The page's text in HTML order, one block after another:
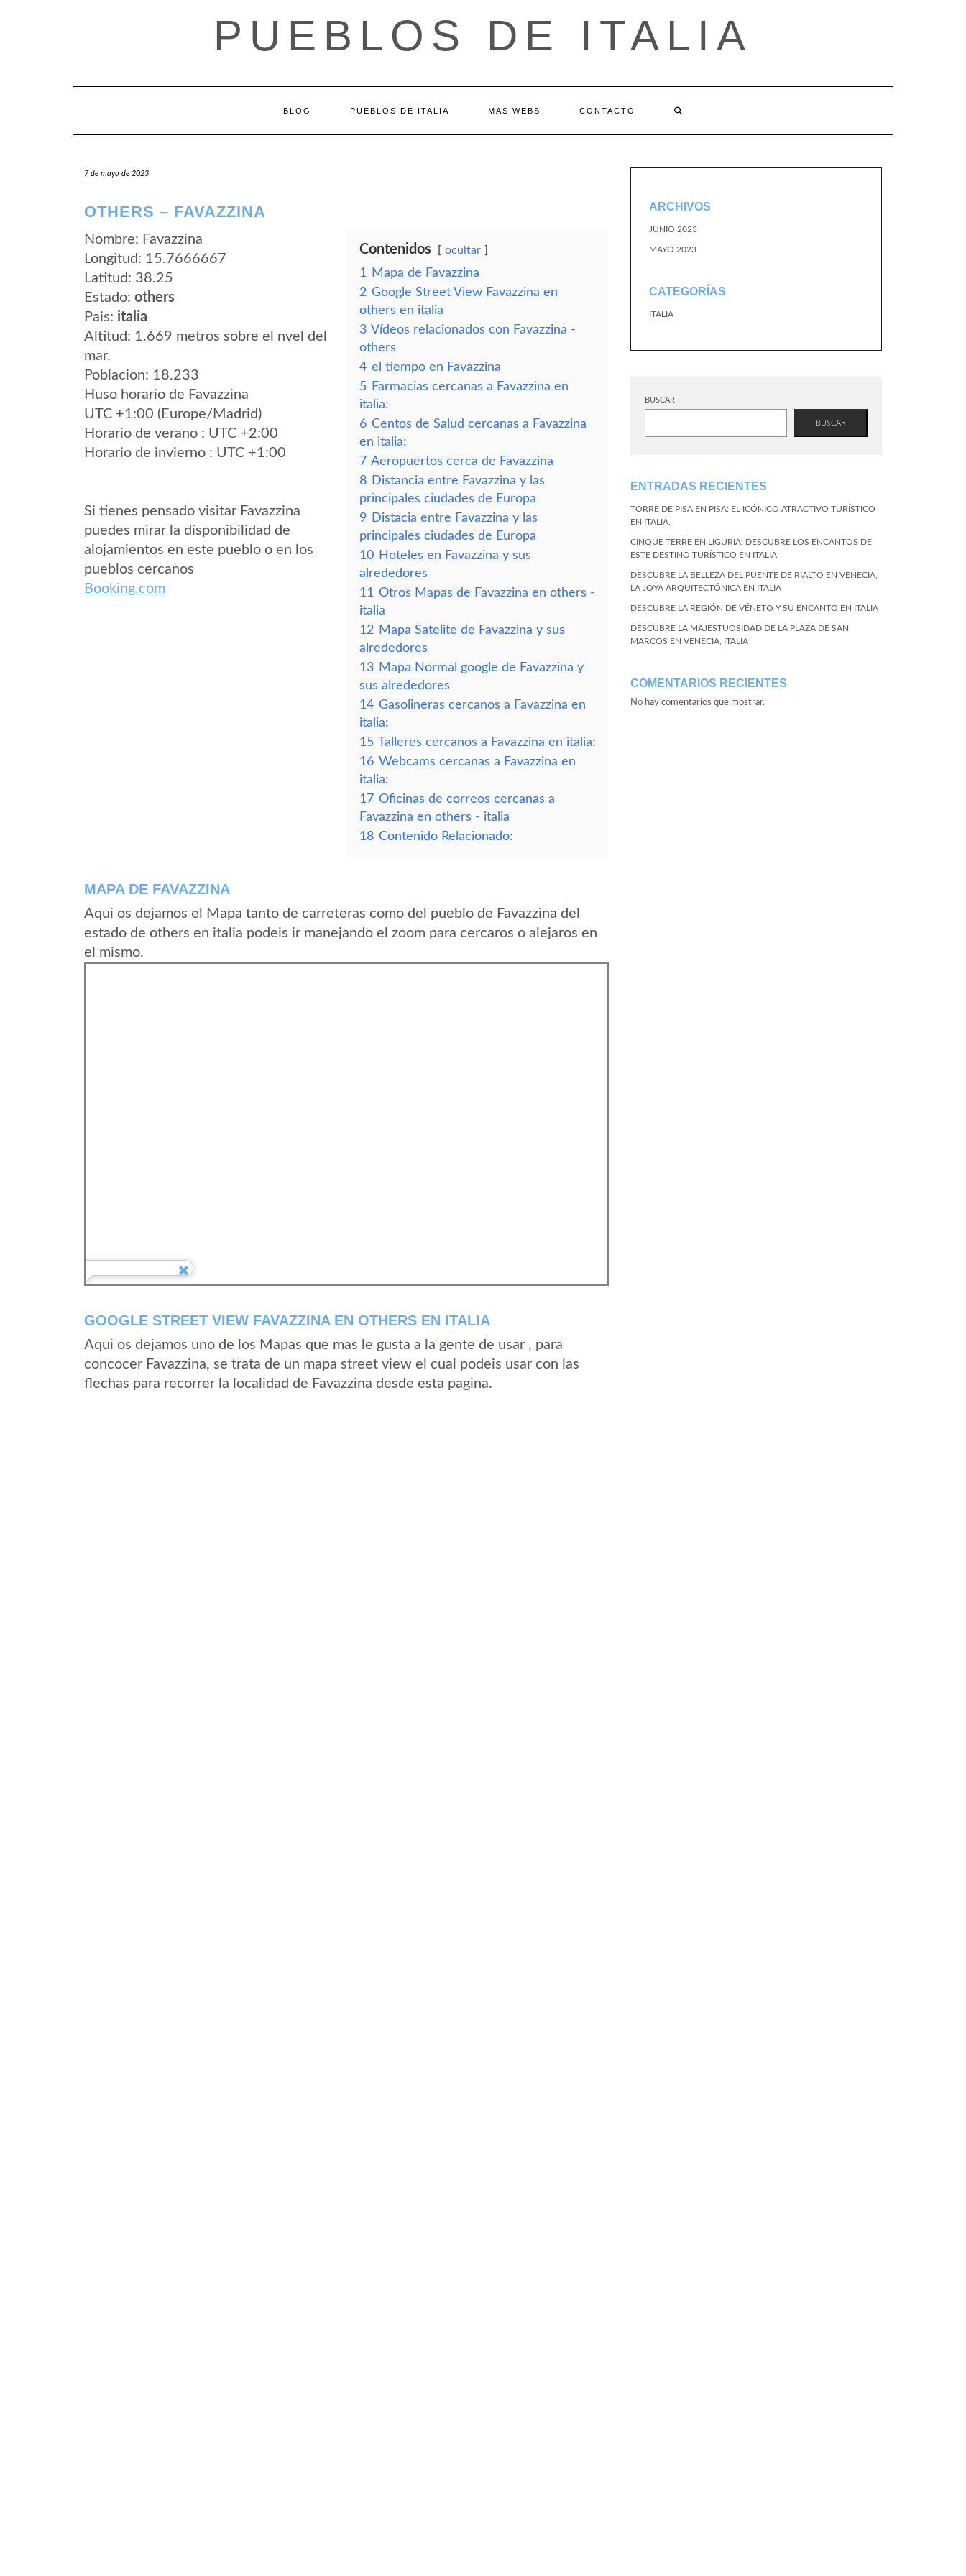
PUEBLOS DE ITALIA
BLOG PUEBLOS DE ITALIA MAS WEBS CONTACTO
7 de mayo de 2023
OTHERS – FAVAZZINA
Nombre: Favazzina
Longitud: 15.7666667
Latitud: 38.25
Estado: others
Pais: italia
Altitud: 1.669 metros sobre el nvel del
mar.
Poblacion: 18.233
Huso horario de Favazzina
UTC +1:00 (Europe/Madrid)
Horario de verano : UTC +2:00
Horario de invierno : UTC +1:00
Si tienes pensado visitar Favazzina
puedes mirar la disponibilidad de
alojamientos en este pueblo o en los
pueblos cercanos
Booking.com
Contenidos ocultar
1
Mapa de Favazzina
2 Google Street View Favazzina en
others en italia
3 Vídeos relacionados con Favazzina -
others
4 el tiempo en Favazzina
5 Farmacias cercanas a Favazzina en
italia:
6 Centos de Salud cercanas a Favazzina
en italia:
7 Aeropuertos cerca de Favazzina
8 Distancia entre Favazzina y las
principales ciudades de Europa
9 Distacia entre Favazzina y las
principales ciudades de Europa
10 Hoteles en Favazzina y sus
alrededores
11 Otros Mapas de Favazzina en others -
italia
12 Mapa Satelite de Favazzina y sus
alrededores
13 Mapa Normal google de Favazzina y
sus alrededores
14 Gasolineras cercanos a Favazzina en
italia:
15 Talleres cercanos a Favazzina en italia:
16 Webcams cercanas a Favazzina en
italia:
17 Oficinas de correos cercanas a
Favazzina en others - italia
18 Contenido Relacionado:
MAPA DE FAVAZZINA
Aqui os dejamos el Mapa tanto de carreteras como del pueblo de Favazzina del
estado de others en italia podeis ir manejando el zoom para cercaros o alejaros en
el mismo.
GOOGLE STREET VIEW FAVAZZINA EN OTHERS EN ITALIA
Aqui os dejamos uno de los Mapas que mas le gusta a la gente de usar , para
concocer Favazzina, se trata de un mapa street view el cual podeis usar con las
flechas para recorrer la localidad de Favazzina desde esta pagina.
ARCHIVOS
JUNIO 2023
MAYO 2023
CATEGORÍAS
ITALIA
BUSCAR
BUSCAR
ENTRADAS RECIENTES
TORRE DE PISA EN PISA: EL ICÓNICO ATRACTIVO TURÍSTICO
EN ITALIA.
CINQUE TERRE EN LIGURIA: DESCUBRE LOS ENCANTOS DE
ESTE DESTINO TURÍSTICO EN ITALIA
DESCUBRE LA BELLEZA DEL PUENTE DE RIALTO EN VENECIA,
LA JOYA ARQUITECTÓNICA EN ITALIA
DESCUBRE LA REGIÓN DE VÉNETO Y SU ENCANTO EN ITALIA
DESCUBRE LA MAJESTUOSIDAD DE LA PLAZA DE SAN
MARCOS EN VENECIA, ITALIA
COMENTARIOS RECIENTES
No hay comentarios que mostrar.